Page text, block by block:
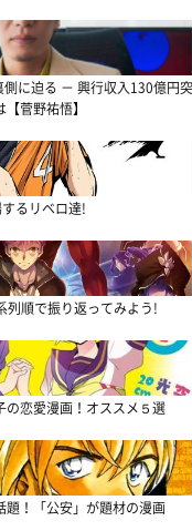
に迫る － 興行収入130億円
菅野祐悟】
るリベロ達!
列順で振り返ってみよう!
の恋愛漫画！オススメ５選
題！「公安」が題材の漫画